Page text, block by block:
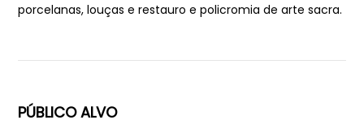
porcelanas, louças e restauro e policromia de arte sacra.
PÚBLICO ALVO